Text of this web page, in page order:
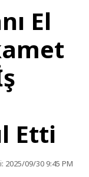
El
Etti
2025/09/30 9:45 PM